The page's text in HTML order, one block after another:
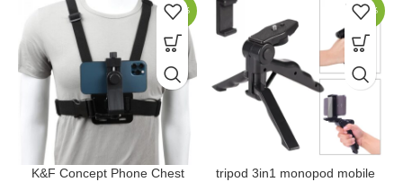
-33%
tripod 3in1 monopod mobile
-12%
K&F Concept Phone Chest